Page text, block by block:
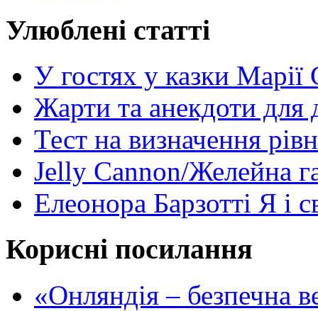
Улюблені статті
У гостях у казки
Жарти та анекдоти для
Тест на визначення
Jelly Cannon/Желейна
Елеонора Барзотті Я і
Корисні посилання
«Oнляндія – безпечна